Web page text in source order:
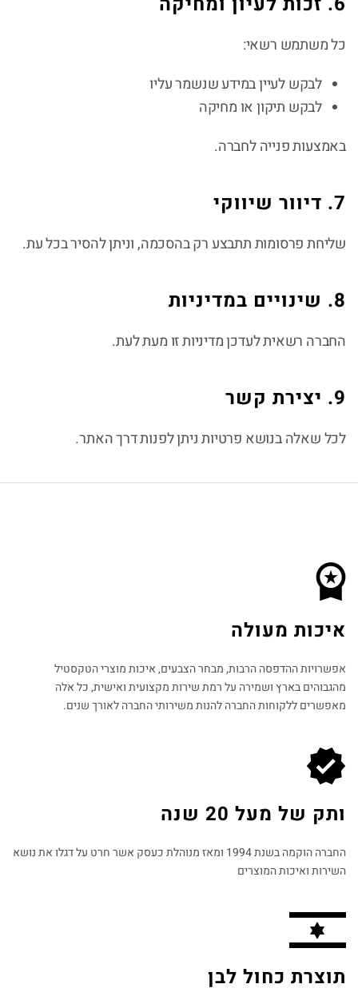
כל משתמש רשאי:
לבקש לעיין במידע שנשמר עליו
לבקש תיקון או מחיקה
באמצעות פנייה לחברה.
7. דיוור שיווקי
שליחת פרסומות תתבצע רק בהסכמה, וניתן להסיר בכל עת.
8. שינויים במדיניות
החברה רשאית לעדכן מדיניות זו מעת לעת.
9. יצירת קשר
לכל שאלה בנושא פרטיות ניתן לפנות דרך האתר.
איכות מעולה
אפשרויות ההדפסה הרבות, מבחר הצבעים, איכות מוצרי הטקסטיל
מהגבוהים בארץ ושמירה על רמת שירות מקצועית ואישית, כל אלה
מאפשרים ללקוחות החברה להנות משירותי החברה לאורך שנים.
ותק של מעל 20 שנה
החברה הוקמה בשנת 1994 ומאז מנוהלת כעסק אשר חרט על דגלו את נושא
השירות ואיכות המוצרים
תוצרת כחול לבן